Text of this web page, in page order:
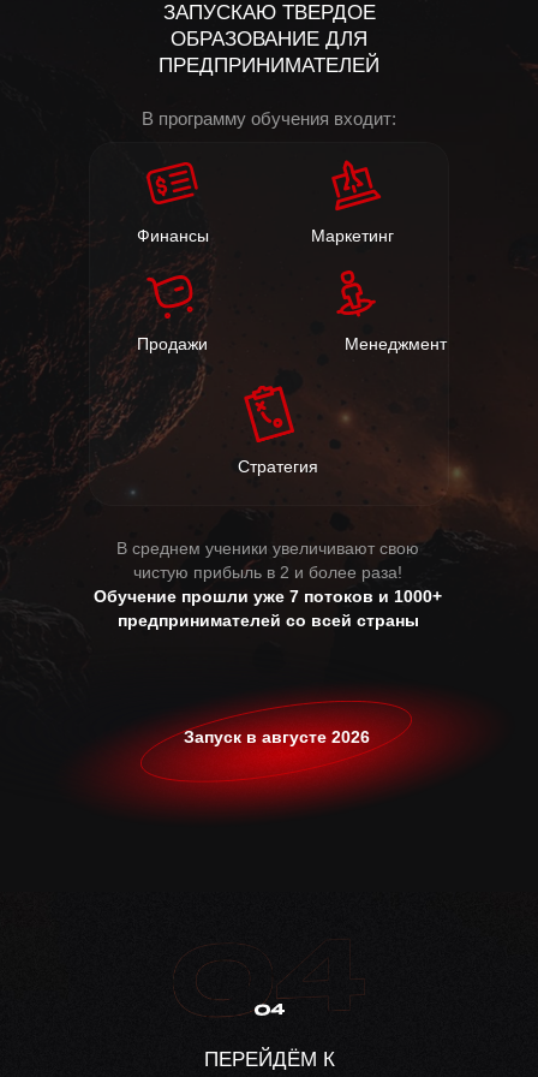
ЗАПУСКАЮ ТВЕРДОЕ
ОБРАЗОВАНИЕ ДЛЯ
ПРЕДПРИНИМАТЕЛЕЙ
В среднем ученики увеличивают свою
чистую прибыль в 2 и более раза!
Обучение прошли уже 7 потоков и 1000+
предпринимателей со всей страны
Запуск в августе 2026
В программу обучения входит:
Финансы Маркетинг
Продажи Менеджмент
Стратегия
ПЕРЕЙДЁМ К